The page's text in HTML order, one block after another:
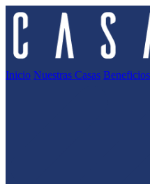
Inicio Nuestras Casas Beneficios